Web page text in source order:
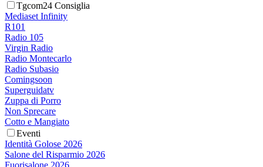
Tgcom24 Consiglia
Mediaset Infinity
R101
Radio 105
Virgin Radio
Radio Montecarlo
Radio Subasio
Comingsoon
Superguidatv
Zuppa di Porro
Non Sprecare
Cotto e Mangiato
Eventi
Identità Golose 2026
Salone del Risparmio 2026